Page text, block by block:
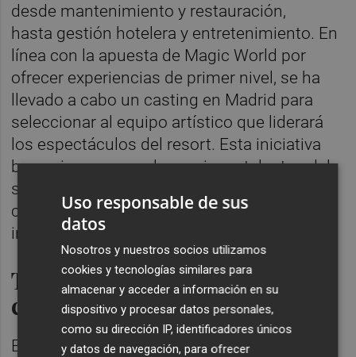
desde mantenimiento y restauración,
hasta gestión hotelera y entretenimiento. En
línea con la apuesta de Magic World por
ofrecer experiencias de primer nivel, se ha
llevado a cabo un casting en Madrid para
seleccionar al equipo artístico que liderará
los espectáculos del resort. Esta iniciativa
busca incorporar a los mejores talentos del
sector a nivel nacional e internacional para
crear una oferta de entretenimiento
innovadora y diferenciadora.
Turismo de calidad y
crecimiento sostenible
El impacto de Pontiana Thalasso Hotel y el
Uso responsable de sus
datos
Nosotros y nuestros socios utilizamos
cookies y tecnologías similares para
almacenar y acceder a información en su
dispositivo y procesar datos personales,
como su dirección IP, identificadores únicos
y datos de navegación, para ofrecer